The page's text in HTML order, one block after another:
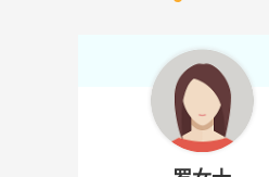
文员内勤 办公文员
商务助理 其它类型